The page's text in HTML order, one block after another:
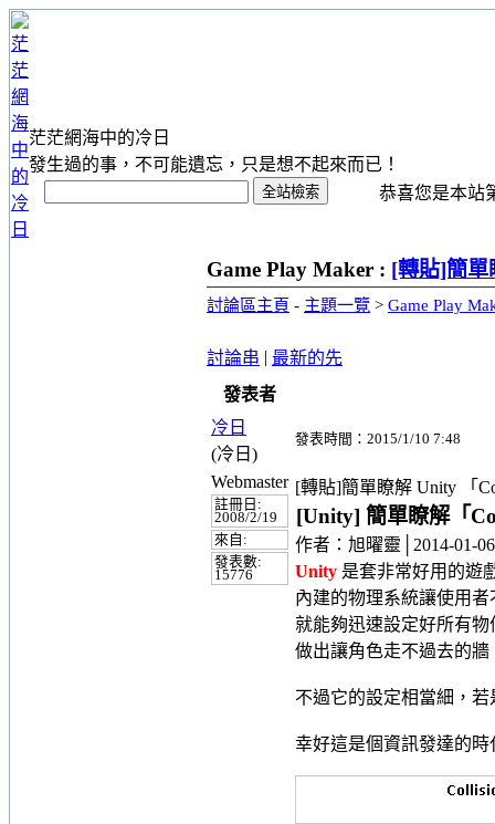
茫茫網海中的冷日
發生過的事，不可能遺忘，只是想不起來而已！
恭喜您是本站
Game Play Maker : [轉貼]簡單
討論區主頁 - 主題一覽 > Game Play
討論串 | 最新的先
發表者
冷日
(冷日)
發表時間：2015/1/10 7:48
Webmaster
註冊日:
2008/2/19
來自:
發表數:
15776
[轉貼]簡單瞭解 Unity 「
[Unity] 簡單瞭解「
作者：旭曜靈│2014-01-
Unity 是套非常好用的遊
內建的物理系統讓使用
就能夠迅速設定好所有
做出讓角色走不過去的
不過它的設定相當細，
幸好這是個資訊發達的